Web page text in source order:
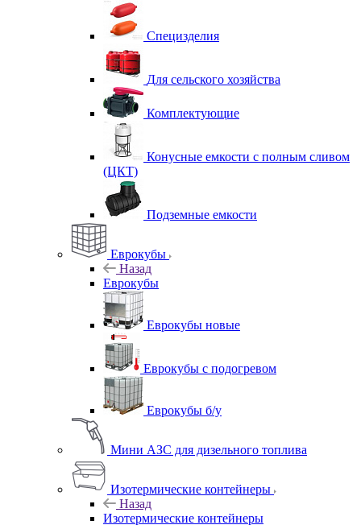
Специзделия
Для сельского хозяйства
Комплектующие
Конусные емкости с полным сливом
(ЦКТ)
Подземные емкости
Еврокубы
Назад
Еврокубы
Еврокубы новые
Еврокубы с подогревом
Еврокубы б/у
Мини АЗС для дизельного топлива
Изотермические контейнеры
Назад
Изотермические контейнеры